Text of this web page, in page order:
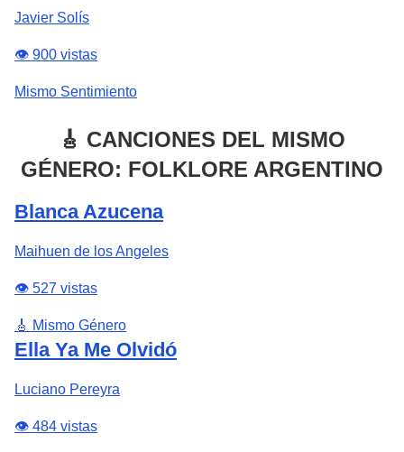
Javier Solís
👁️ 900 vistas
Mismo Sentimiento
🎸 CANCIONES DEL MISMO
GÉNERO: FOLKLORE ARGENTINO
Blanca Azucena
Maihuen de los Angeles
👁️ 527 vistas
🎸 Mismo Género
Ella Ya Me Olvidó
Luciano Pereyra
👁️ 484 vistas